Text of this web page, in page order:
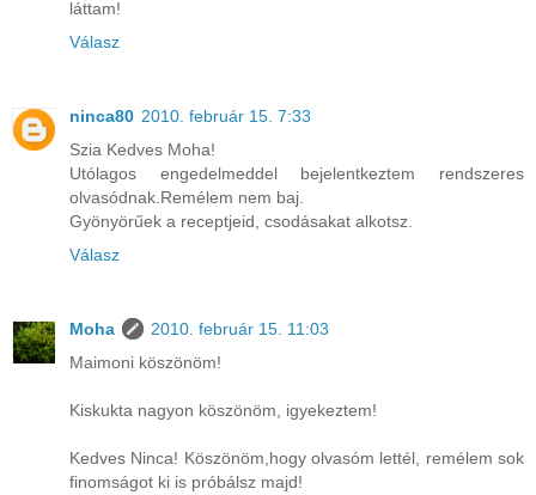
láttam!
Válasz
ninca80 2010. február 15. 7:33
Szia Kedves Moha!
Utólagos engedelmeddel bejelentkeztem rendszeres
olvasódnak.Remélem nem baj.
Gyönyörűek a receptjeid, csodásakat alkotsz.
Válasz
Moha
2010. február 15. 11:03
Maimoni köszönöm!
Kiskukta nagyon köszönöm, igyekeztem!
Kedves Ninca! Köszönöm,hogy olvasóm lettél, remélem sok
finomságot ki is próbálsz majd!